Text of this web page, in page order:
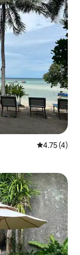
Calificación
4.75 (4)